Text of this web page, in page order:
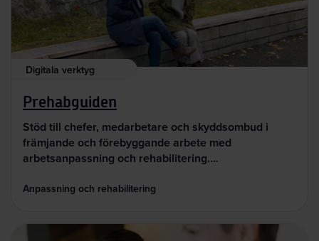
Digitala verktyg
Prehabguiden
Stöd till chefer, medarbetare och skyddsombud i
främjande och förebyggande arbete med
arbetsanpassning och rehabilitering.…
Anpassning och rehabilitering